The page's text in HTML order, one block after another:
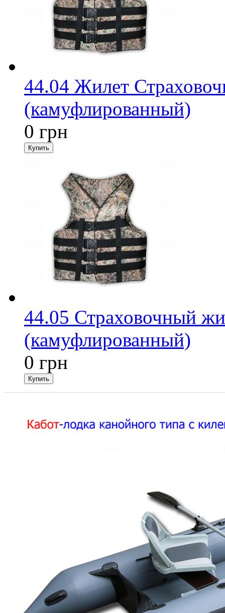
44.04 Жилет
(камуфлированный)
0 грн
44.05 Страховочный
(камуфлированный)
0 грн